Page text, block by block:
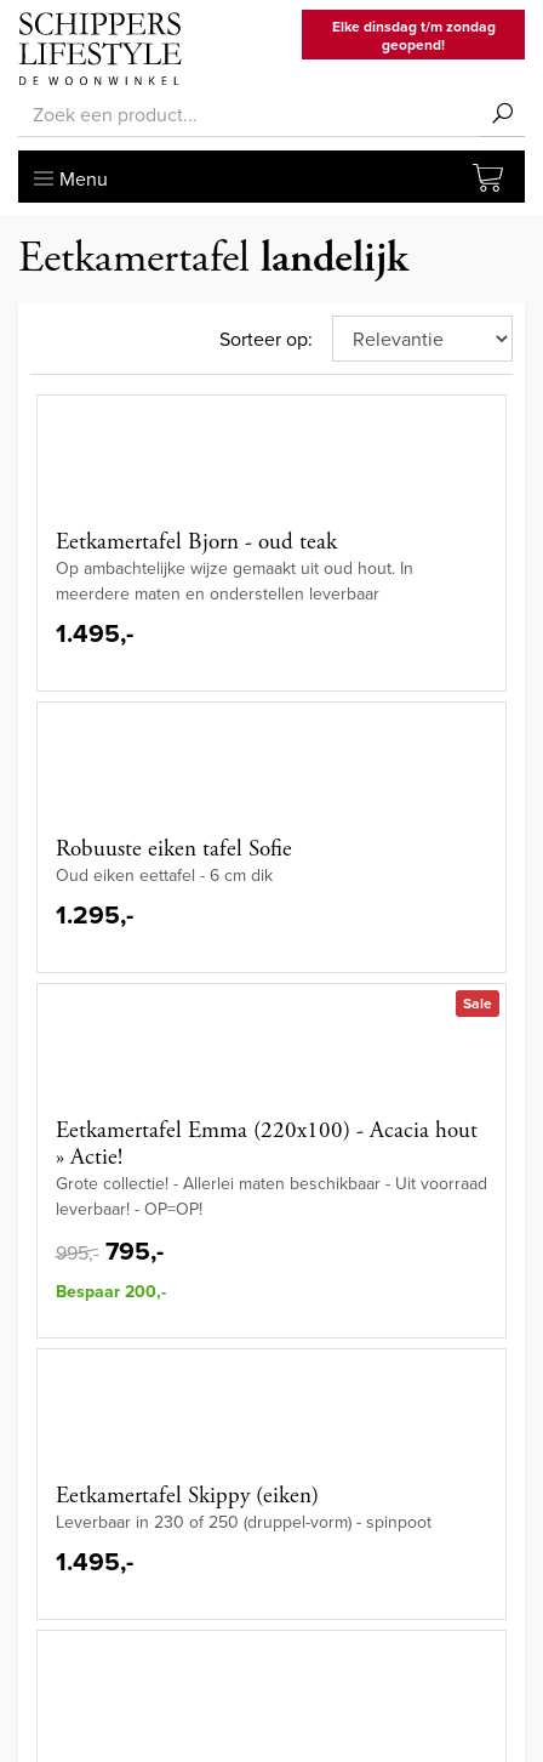
Elke dinsdag t/m zondag
geopend!
Menu
Eetkamertafellandelijk
Sorteer op:
Eetkamertafel Bjorn - oud teak
Op ambachtelijke wijze gemaakt uit oud hout. In
meerdere maten en onderstellen leverbaar
1.495,-
Robuuste eiken tafel Sofie
Oud eiken eettafel - 6 cm dik
1.295,-
Sale
Eetkamertafel Emma (220x100) - Acacia hout
» Actie!
Grote collectie! - Allerlei maten beschikbaar - Uit voorraad
leverbaar! - OP=OP!
995,- 795,-
Bespaar 200,-
Eetkamertafel Skippy (eiken)
Leverbaar in 230 of 250 (druppel-vorm) - spinpoot
1.495,-